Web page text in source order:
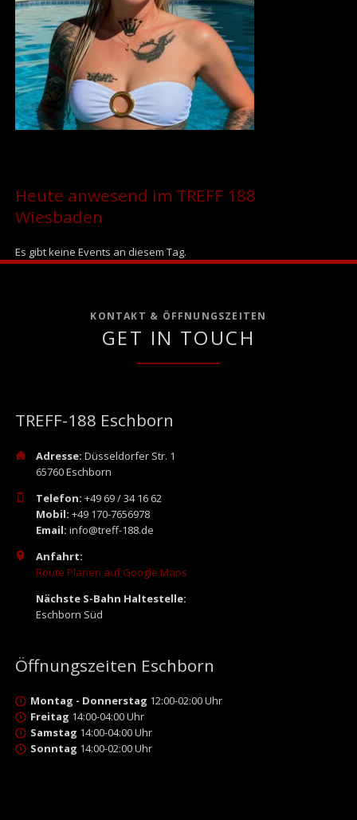
Heute anwesend im TREFF 188
Wiesbaden
Es gibt keine Events an diesem Tag.
KONTAKT & ÖFFNUNGSZEITEN
GET IN TOUCH
TREFF-188 Eschborn
Adresse: Düsseldorfer Str. 1
65760 Eschborn
Telefon: +49 69 / 34 16 62
Mobil: +49 170-7656978
Email: info@treff-188.de
Anfahrt:
Route Planen auf Google Maps
Nächste S-Bahn Haltestelle:
Eschborn Süd
Öffnungszeiten Eschborn
Montag - Donnerstag 12:00-02:00 Uhr
Freitag 14:00-04:00 Uhr
Samstag 14:00-04:00 Uhr
Sonntag 14:00-02:00 Uhr